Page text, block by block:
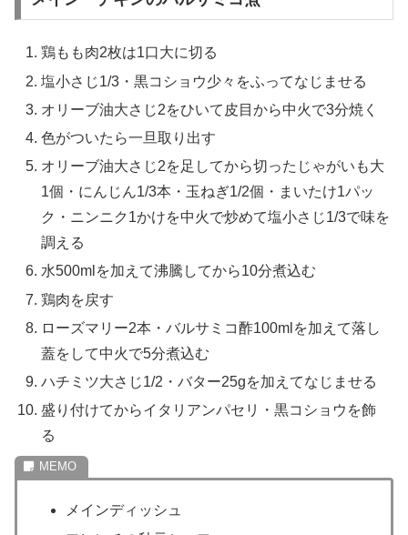
鶏もも肉2枚は1口大に切る
塩小さじ1/3・黒コショウ少々をふってなじませる
オリーブ油大さじ2をひいて皮目から中火で3分焼く
色がついたら一旦取り出す
オリーブ油大さじ2を足してから切ったじゃがいも大
1個・にんじん1/3本・玉ねぎ1/2個・まいたけ1パッ
ク・ニンニク1かけを中火で炒めて塩小さじ1/3で味を
調える
水500mlを加えて沸騰してから10分煮込む
鶏肉を戻す
ローズマリー2本・バルサミコ酢100mlを加えて落し
蓋をして中火で5分煮込む
ハチミツ大さじ1/2・バター25gを加えてなじませる
盛り付けてからイタリアンパセリ・黒コショウを飾
る
メインディッシュ